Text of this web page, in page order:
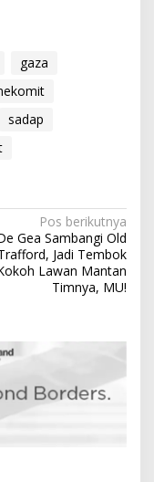
gaza
sadap
Pos berikutnya
Gea Sambangi Old
Jadi Tembok
Lawan Mantan
Timnya, MU!